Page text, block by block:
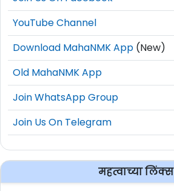
YouTube Channel
Download MahaNMK App (New)
Old MahaNMK App
Join WhatsApp Group
Join Us On Telegram
महत्वाच्या लिंक्स